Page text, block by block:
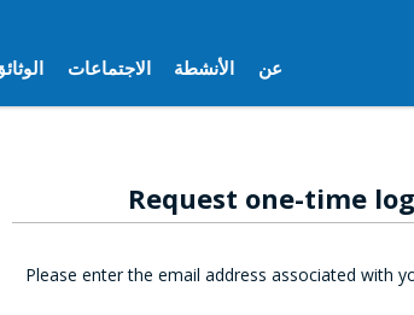
عن الأنشطة الاجتماعات
Request one-time
Please enter the email address associated with